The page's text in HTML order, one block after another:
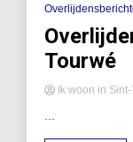
Tourwé
Ik woon in
...